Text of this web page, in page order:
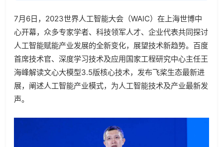
7月6日，2023世界人工智能大会（WAIC）在上海世博中
心开幕，众多专家学者、科技领军人才、企业代表共同探讨
人工智能赋能产业发展的全新变化，展望技术新趋势。百度
首席技术官、深度学习技术及应用国家工程研究中心主任王
海峰解读文心大模型3.5版核心技术，发布飞桨生态最新进
展，阐述人工智能产业模式，为人工智能技术及产业最新发
声。